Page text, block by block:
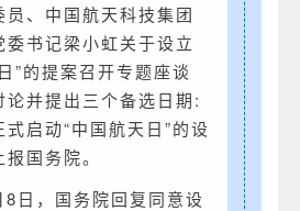
员、中国航天科技集团
委书记梁小虹关于设立
”的提案召开专题座谈
论并提出三个备选日期:
启动“中国航天日”的设
国务院。
日，国务院回复同意设